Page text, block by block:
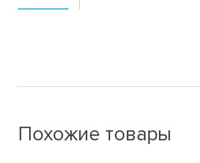
Похожие товары